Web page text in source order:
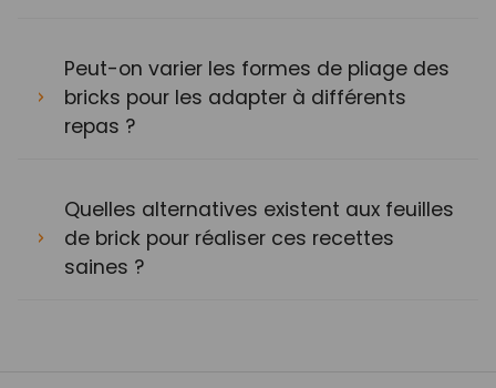
Peut-on varier les formes de pliage des
bricks pour les adapter à différents
repas ?
Quelles alternatives existent aux feuilles
de brick pour réaliser ces recettes
saines ?